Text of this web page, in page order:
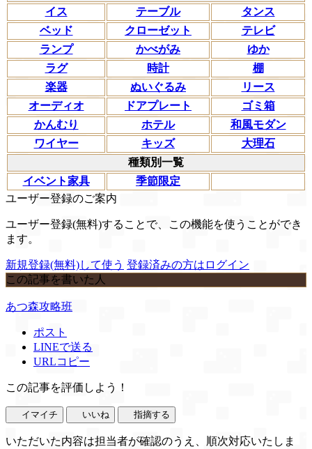
イス
テーブル
タンス
ベッド
クローゼット
テレビ
ランプ
かべがみ
ゆか
ラグ
時計
棚
楽器
ぬいぐるみ
リース
オーディオ
ドアプレート
ゴミ箱
かんむり
ホテル
和風モダン
ワイヤー
キッズ
大理石
種類別一覧
イベント家具
季節限定
ユーザー登録のご案内
ユーザー登録(無料)することで、この機能を使うことができ
ます。
新規登録(無料)して使う 登録済みの方はログイン
この記事を書いた人
あつ森攻略班
ポスト
LINEで送る
URLコピー
この記事を評価しよう！
イマイチ いいね 指摘する
いただいた内容は担当者が確認のうえ、順次対応いたしま